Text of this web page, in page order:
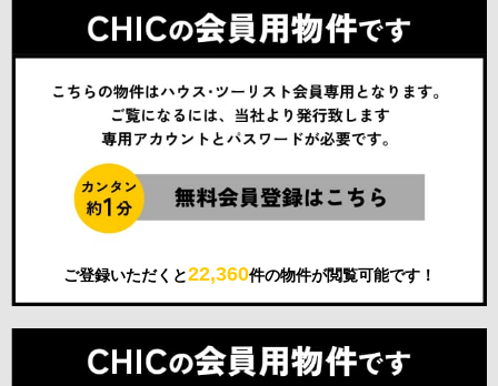
ご登録いただくと22,360件の物件が閲覧可能です！